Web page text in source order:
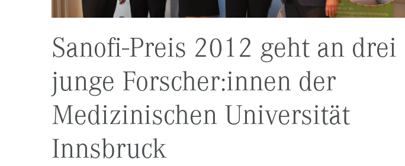
Sanofi-Preis 2012 geht an drei
junge Forscher:innen der
Medizinischen Universität
Innsbruck